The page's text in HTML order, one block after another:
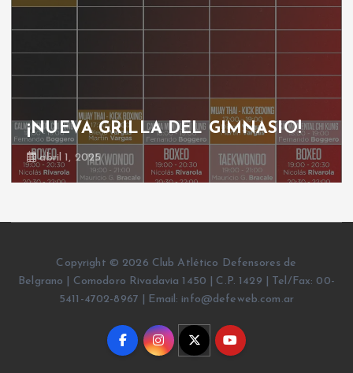
¡NUEVA GRILLA DEL GIMNASIO!
abril 1, 2025
Copyright © 2026 Club Atlético Defensores de
Belgrano | Comodoro Rivadavia 1450 | C.P. 1429 | Tel/Fax: 00-
5411-4702-8967 | Email: info@defeweb.com.ar